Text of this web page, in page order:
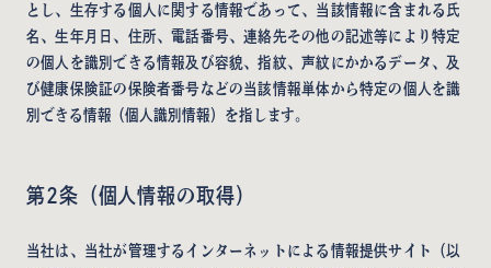
とし、生存する個人に関する情報であって、当該情報に含まれる氏
名、生年月日、住所、電話番号、連絡先その他の記述等により特定
の個人を識別できる情報及び容貌、指紋、声紋にかかるデータ、及
び健康保険証の保険者番号などの当該情報単体から特定の個人を識
別できる情報（個人識別情報）を指します。
第2条（個人情報の取得）
当社は、当社が管理するインターネットによる情報提供サイト（以